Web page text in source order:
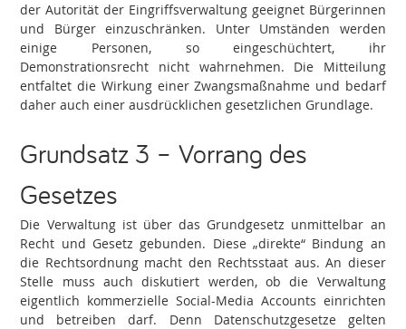
der Autorität der Eingriffsverwaltung geeignet Bürgerinnen
und Bürger einzuschränken. Unter Umständen werden
einige Personen, so eingeschüchtert, ihr
Demonstrationsrecht nicht wahrnehmen. Die Mitteilung
entfaltet die Wirkung einer Zwangsmaßnahme und bedarf
daher auch einer ausdrücklichen gesetzlichen Grundlage.
Grundsatz 3 – Vorrang des
Gesetzes
Die Verwaltung ist über das Grundgesetz unmittelbar an
Recht und Gesetz gebunden. Diese „direkte“ Bindung an
die Rechtsordnung macht den Rechtsstaat aus. An dieser
Stelle muss auch diskutiert werden, ob die Verwaltung
eigentlich kommerzielle Social-Media Accounts einrichten
und betreiben darf. Denn Datenschutzgesetze gelten